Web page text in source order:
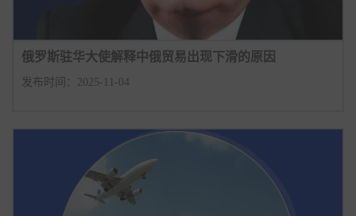
俄罗斯驻华大使解释中俄贸易出现下滑的原因
发布时间：2025-11-04